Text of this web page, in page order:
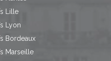
Lille
Lyon
Bordeaux
Marseille